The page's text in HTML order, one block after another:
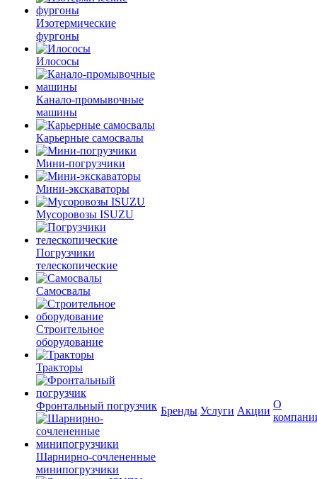
Изотермические
фургоны
Илососы
Канало-промывочные
машины
Карьерные самосвалы
Мини-погрузчики
Мини-экскаваторы
Мусоровозы ISUZU
Погрузчики
телескопические
Самосвалы
Строительное
оборудование
Тракторы
Фронтальный погрузчик
Шарнирно-сочлененные
минипогрузчики
Бренды Услуги Акции
О